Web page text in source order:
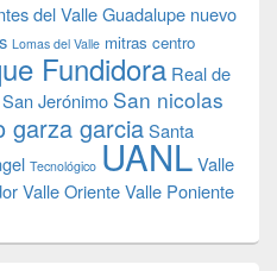
del ValleGuadalupe nuevo
Lomas del Valle mitras centro
Fundidora Real de
San Jerónimo San nicolas
garza garciaSanta
Tecnológico UANLValle
Valle OrienteValle Poniente